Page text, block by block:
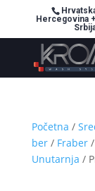
Hercegovina
Početna /
ber/ Fraber/
Unutarnja /